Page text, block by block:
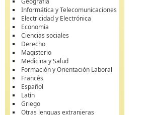
Informática y Telecomunicaciones
Electricidad y Electrónica
Economía
Ciencias sociales
Derecho
Magisterio
Medicina y Salud
Formación y Orientación Laboral
Francés
Español
Latín
Griego
Otras lenguas extranjeras